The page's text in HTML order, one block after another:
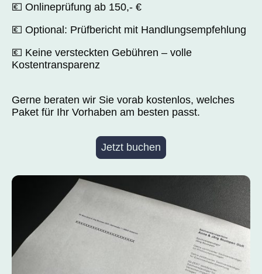
💶 Onlineprüfung ab 150,- €
💶 Optional: Prüfbericht mit Handlungsempfehlung
💶 Keine versteckten Gebühren – volle
Kostentransparenz
Gerne beraten wir Sie vorab kostenlos, welches
Paket für Ihr Vorhaben am besten passt.
Jetzt buchen